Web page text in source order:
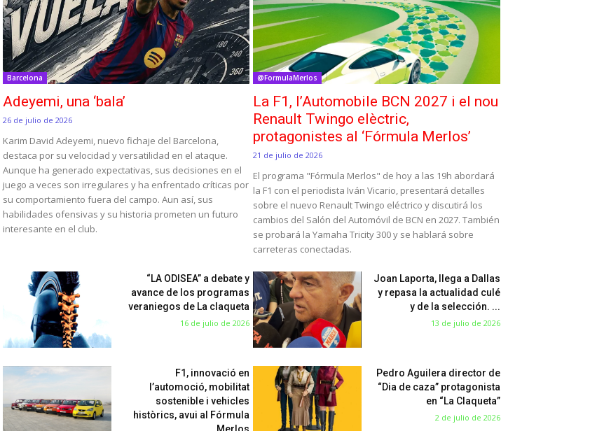
Barcelona
Adeyemi, una ‘bala’
26 de julio de 2026
Karim David Adeyemi, nuevo fichaje del Barcelona,
destaca por su velocidad y versatilidad en el ataque.
Aunque ha generado expectativas, sus decisiones en el
juego a veces son irregulares y ha enfrentado críticas por
su comportamiento fuera del campo. Aun así, sus
habilidades ofensivas y su historia prometen un futuro
interesante en el club.
@FormulaMerlos
La F1, l’Automobile BCN 2027 i el nou
Renault Twingo elèctric,
protagonistes al ‘Fórmula Merlos’
21 de julio de 2026
El programa "Fórmula Merlos" de hoy a las 19h abordará
la F1 con el periodista Iván Vicario, presentará detalles
sobre el nuevo Renault Twingo eléctrico y discutirá los
cambios del Salón del Automóvil de BCN en 2027. También
se probará la Yamaha Tricity 300 y se hablará sobre
carreteras conectadas.
“LA ODISEA” a debate y
avance de los programas
veraniegos de La claqueta
16 de julio de 2026
Joan Laporta, llega a Dallas
y repasa la actualidad culé
y de la selección. ...
13 de julio de 2026
F1, innovació en
l’automoció, mobilitat
sostenible i vehicles
històrics, avui al Fórmula
Merlos
Pedro Aguilera director de
“Dia de caza” protagonista
en “La Claqueta”
2 de julio de 2026